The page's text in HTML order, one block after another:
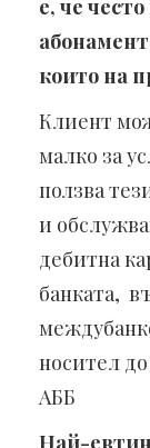
е, че
които на
Клиент
малко за
ползва
и
дебитна
банката,
носител
АББ
Най-